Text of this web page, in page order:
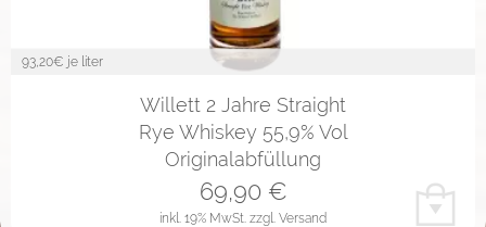
93,20€ je liter
Willett 2 Jahre Straight
Rye Whiskey 55,9% Vol
Originalabfüllung
inkl. 19% MwSt. zzgl. Versand
69,90€